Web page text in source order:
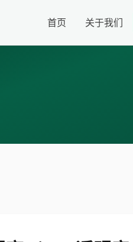
首页 关于我们